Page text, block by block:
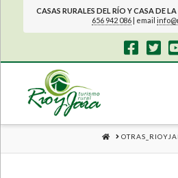
CASAS RURALES DEL RÍO Y CASA DE
656 942 086| email
HOME